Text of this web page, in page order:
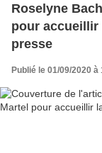
Roselyne
pour accueillir
presse
Publié le 01/09/2020 à